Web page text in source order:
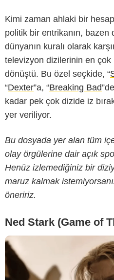
Kimi zaman ahlaki bir
politik bir entrikanın, bazen
dünyanın kuralı olarak
televizyon dizilerinin en çok
dönüştü. Bu özel seçkide, “
“Dexter”a, “Breaking Bad
kadar pek çok dizide iz
yer veriliyor.
Bu dosyada yer alan tüm
olay örgülerine dair açık
Henüz izlemediğiniz bir
maruz kalmak
öneririz.
Ned Stark (Game of